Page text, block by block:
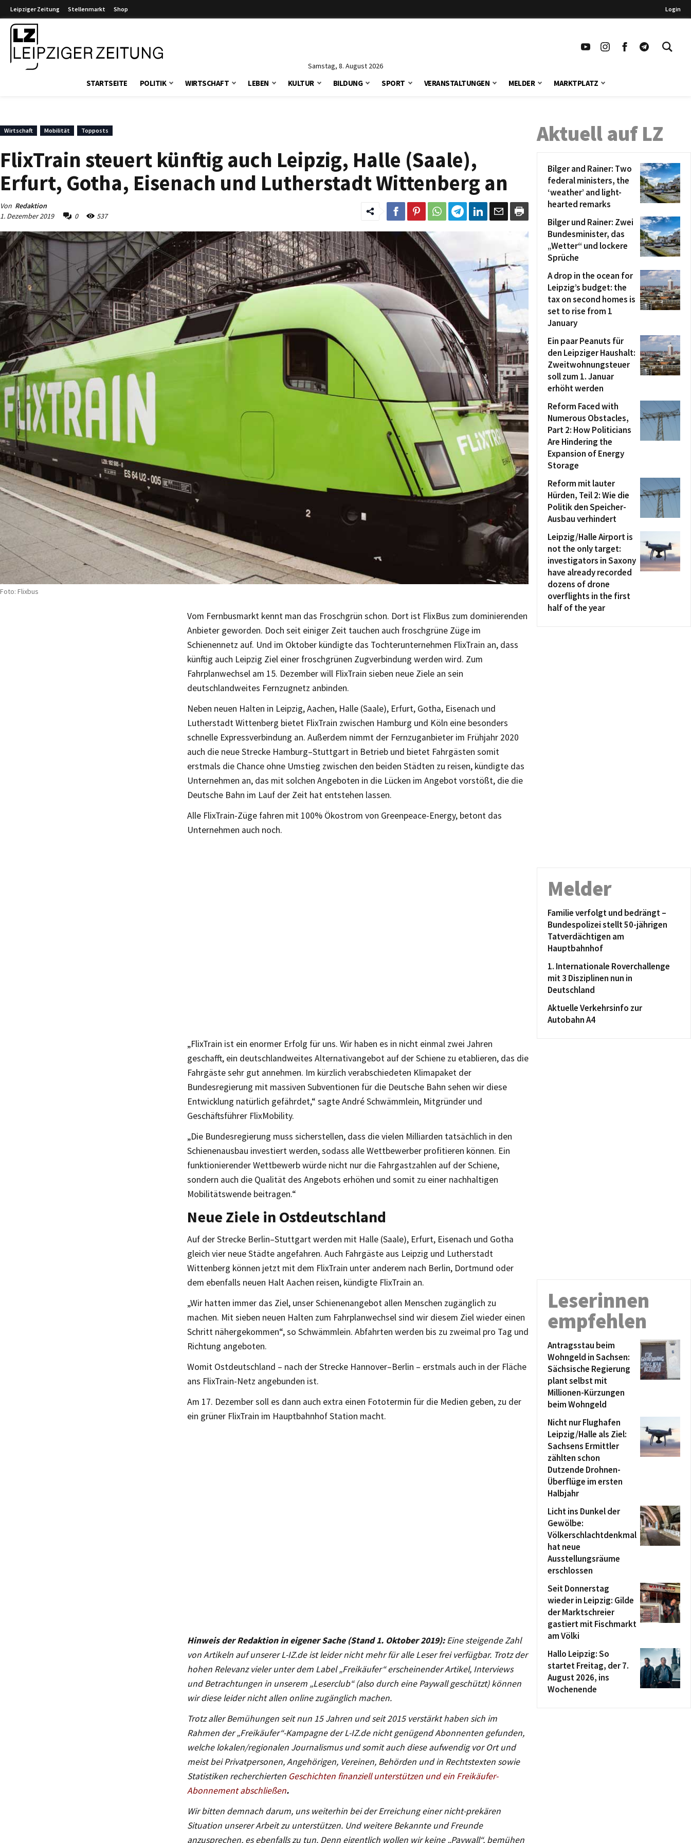
Leipziger Zeitung Stellenmarkt Shop Login
Samstag, 8. August 2026
STARTSEITE POLITIK WIRTSCHAFT LEBEN KULTUR BILDUNG SPORT VERANSTALTUNGEN MELDER MARKTPLATZ
Wirtschaft Mobilität Topposts
FlixTrain steuert künftig auch Leipzig, Halle (Saale),
Erfurt, Gotha, Eisenach und Lutherstadt Wittenberg an
Von Redaktion
1. Dezember 2019
0 537
Foto: Flixbus
Vom Fernbusmarkt kennt man das Froschgrün schon. Dort ist FlixBus zum dominierenden
Anbieter geworden. Doch seit einiger Zeit tauchen auch froschgrüne Züge im
Schienennetz auf. Und im Oktober kündigte das Tochterunternehmen FlixTrain an, dass
künftig auch Leipzig Ziel einer froschgrünen Zugverbindung werden wird. Zum
Fahrplanwechsel am 15. Dezember will FlixTrain sieben neue Ziele an sein
deutschlandweites Fernzugnetz anbinden.
Neben neuen Halten in Leipzig, Aachen, Halle (Saale), Erfurt, Gotha, Eisenach und
Lutherstadt Wittenberg bietet FlixTrain zwischen Hamburg und Köln eine besonders
schnelle Expressverbindung an. Außerdem nimmt der Fernzuganbieter im Frühjahr 2020
auch die neue Strecke Hamburg–Stuttgart in Betrieb und bietet Fahrgästen somit
erstmals die Chance ohne Umstieg zwischen den beiden Städten zu reisen, kündigte das
Unternehmen an, das mit solchen Angeboten in die Lücken im Angebot vorstößt, die die
Deutsche Bahn im Lauf der Zeit hat entstehen lassen.
Alle FlixTrain-Züge fahren mit 100% Ökostrom von Greenpeace-Energy, betont das
Unternehmen auch noch.
„FlixTrain ist ein enormer Erfolg für uns. Wir haben es in nicht einmal zwei Jahren
geschafft, ein deutschlandweites Alternativangebot auf der Schiene zu etablieren, das die
Fahrgäste sehr gut annehmen. Im kürzlich verabschiedeten Klimapaket der
Bundesregierung mit massiven Subventionen für die Deutsche Bahn sehen wir diese
Entwicklung natürlich gefährdet,“ sagte André Schwämmlein, Mitgründer und
Geschäftsführer FlixMobility.
„Die Bundesregierung muss sicherstellen, dass die vielen Milliarden tatsächlich in den
Schienenausbau investiert werden, sodass alle Wettbewerber profitieren können. Ein
funktionierender Wettbewerb würde nicht nur die Fahrgastzahlen auf der Schiene,
sondern auch die Qualität des Angebots erhöhen und somit zu einer nachhaltigen
Mobilitätswende beitragen.“
Neue Ziele in Ostdeutschland
Auf der Strecke Berlin–Stuttgart werden mit Halle (Saale), Erfurt, Eisenach und Gotha
gleich vier neue Städte angefahren. Auch Fahrgäste aus Leipzig und Lutherstadt
Wittenberg können jetzt mit dem FlixTrain unter anderem nach Berlin, Dortmund oder
dem ebenfalls neuen Halt Aachen reisen, kündigte FlixTrain an.
„Wir hatten immer das Ziel, unser Schienenangebot allen Menschen zugänglich zu
machen. Mit sieben neuen Halten zum Fahrplanwechsel sind wir diesem Ziel wieder einen
Schritt nähergekommen“, so Schwämmlein. Abfahrten werden bis zu zweimal pro Tag und
Richtung angeboten.
Womit Ostdeutschland – nach der Strecke Hannover–Berlin – erstmals auch in der Fläche
ans FlixTrain-Netz angebunden ist.
Am 17. Dezember soll es dann auch extra einen Fototermin für die Medien geben, zu der
ein grüner FlixTrain im Hauptbahnhof Station macht.
Hinweis der Redaktion in eigener Sache (Stand 1. Oktober 2019):Eine steigende Zahl
von Artikeln auf unserer L-IZ.de ist leider nicht mehr für alle Leser frei verfügbar. Trotz der
hohen Relevanz vieler unter dem Label „Freikäufer“ erscheinender Artikel, Interviews
und Betrachtungen in unserem „Leserclub“ (also durch eine Paywall geschützt) können
wir diese leider nicht allen online zugänglich machen.
Trotz aller Bemühungen seit nun 15 Jahren und seit 2015 verstärkt haben sich im
Rahmen der „Freikäufer“-Kampagne der L-IZ.de nicht genügend Abonnenten gefunden,
welche lokalen/regionalen Journalismus und somit auch diese aufwendig vor Ort und
meist bei Privatpersonen, Angehörigen, Vereinen, Behörden und in Rechtstexten sowie
Statistiken recherchierten Geschichten finanziell unterstützen und ein Freikäufer-
Abonnement abschließen.
Wir bitten demnach darum, uns weiterhin bei der Erreichung einer nicht-prekären
Situation unserer Arbeit zu unterstützen. Und weitere Bekannte und Freunde
anzusprechen, es ebenfalls zu tun. Denn eigentlich wollen wir keine „Paywall“, bemühen
Aktuell auf LZ
Bilger and Rainer: Two
federal ministers, the
‘weather’ and light-
hearted remarks
Bilger und Rainer: Zwei
Bundesminister, das
„Wetter“ und lockere
Sprüche
A drop in the ocean for
Leipzig’s budget: the
tax on second homes is
set to rise from 1
January
Ein paar Peanuts für
den Leipziger Haushalt:
Zweitwohnungsteuer
soll zum 1. Januar
erhöht werden
Reform Faced with
Numerous Obstacles,
Part 2: How Politicians
Are Hindering the
Expansion of Energy
Storage
Reform mit lauter
Hürden, Teil 2: Wie die
Politik den Speicher-
Ausbau verhindert
Leipzig/Halle Airport is
not the only target:
investigators in Saxony
have already recorded
dozens of drone
overflights in the first
half of the year
Melder
Familie verfolgt und bedrängt –
Bundespolizei stellt 50-jährigen
Tatverdächtigen am
Hauptbahnhof
1. Internationale Roverchallenge
mit 3 Disziplinen nun in
Deutschland
Aktuelle Verkehrsinfo zur
Autobahn A4
Leserinnen
empfehlen
Antragsstau beim
Wohngeld in Sachsen:
Sächsische Regierung
plant selbst mit
Millionen-Kürzungen
beim Wohngeld
Nicht nur Flughafen
Leipzig/Halle als Ziel:
Sachsens Ermittler
zählten schon
Dutzende Drohnen-
Überflüge im ersten
Halbjahr
Licht ins Dunkel der
Gewölbe:
Völkerschlachtdenkmal
hat neue
Ausstellungsräume
erschlossen
Seit Donnerstag
wieder in Leipzig: Gilde
der Marktschreier
gastiert mit Fischmarkt
am Völki
Hallo Leipzig: So
startet Freitag, der 7.
August 2026, ins
Wochenende